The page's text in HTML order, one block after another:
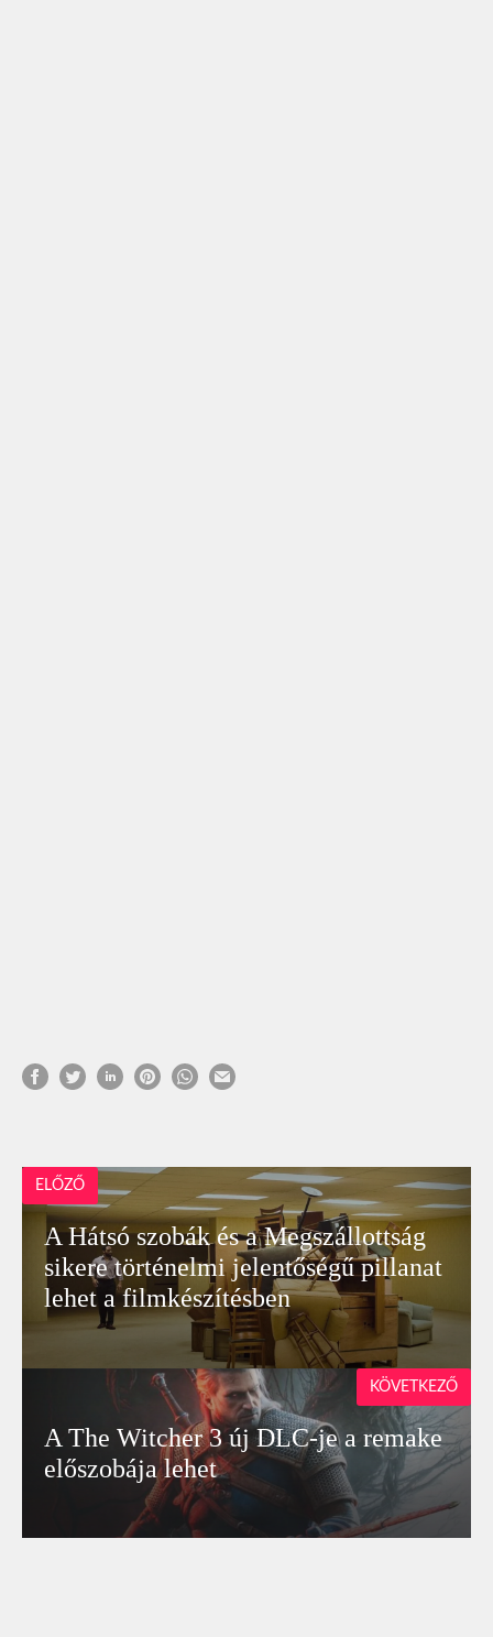
ELŐZŐ
A Hátsó szobák és a Megszállottság
sikere történelmi jelentőségű pillanat
lehet a filmkészítésben
A The Witcher 3 új DLC-je a remake
előszobája lehet
KÖVETKEZŐ